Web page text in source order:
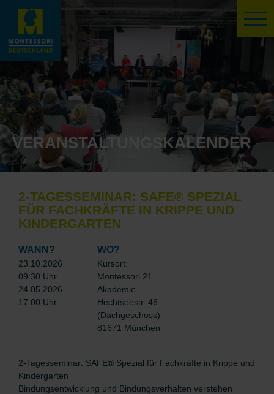
VERANSTALTUNGSKALENDER
2-TAGESSEMINAR: SAFE® SPEZIAL
FÜR FACHKRÄFTE IN KRIPPE UND
KINDERGARTEN
WANN?
23.10.2026
09:30 Uhr
24.05.2026
17:00 Uhr
WO?
Kursort:
Montessori 21
Akademie
Hechtseestr. 46
(Dachgeschoss)
81671 München
2-Tagesseminar: SAFE® Spezial für Fachkräfte in Krippe und
Kindergarten
Bindungsentwicklung und Bindungsverhalten verstehen